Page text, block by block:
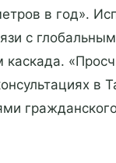
в год».
с
каскада.
в